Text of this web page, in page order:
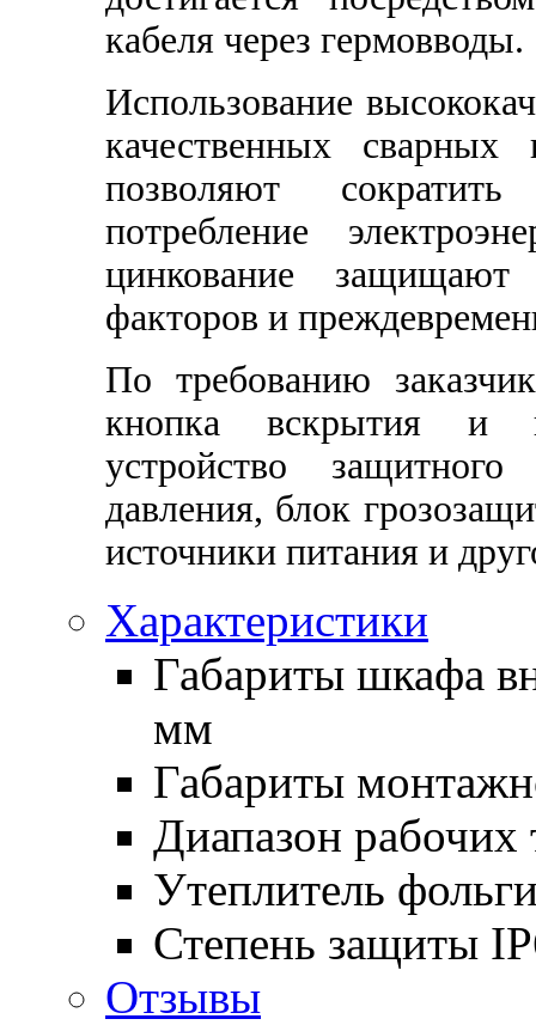
кабеля через гермовводы.
Использование
качественных
позволяют
потребление
цинкование
факторов и
По требованию
кнопка вскрытия и
устройство
давления, блок
источники питания и
Характеристики
Габариты шкафа
мм
Габариты
Диапазон рабочих
Утеплитель
Степень защиты
Отзывы